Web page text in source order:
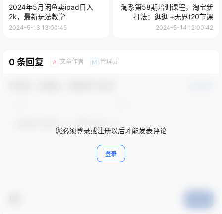
2024年5月闲鱼卖ipad日入
2k，最新玩法教学
2024-5-13 13:00:45
淘系第58期培训课程，淘宝新
打法：逛逛 +无界(20节课
2024-5-14 12:00:42
0 条回复 A 文章作者 M 管理员
您必须登录或注册以后才能发表评论
登录